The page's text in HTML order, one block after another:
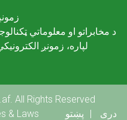
د مخابراتو او معلوماتي
لپاره، زمونږ
All Rights Reserved
& Laws پښتو دری